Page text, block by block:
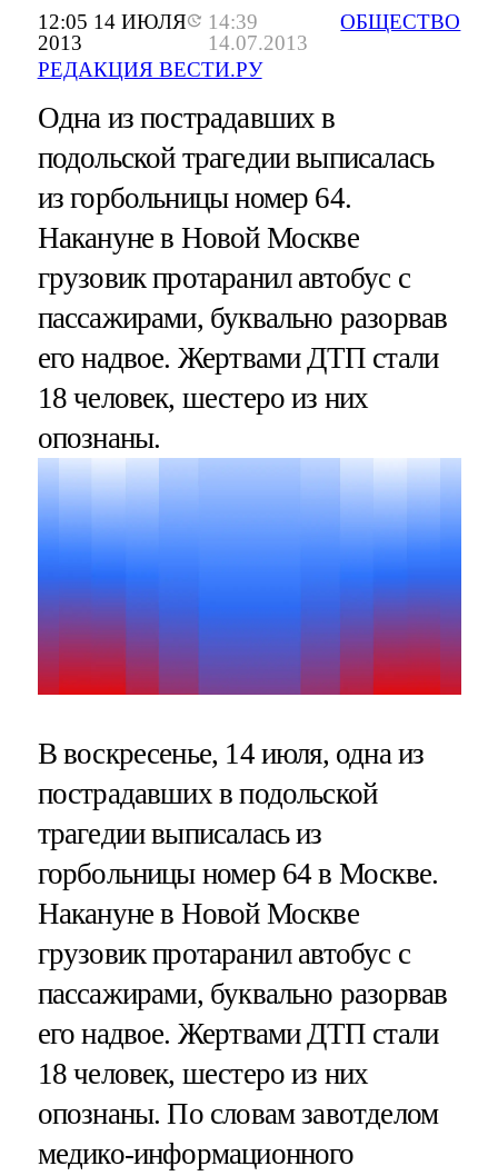
12:05 14 ИЮЛЯ
2013
14:39
14.07.2013
РЕДАКЦИЯ ВЕСТИ.РУ
ОБЩЕСТВО
Одна из пострадавших в
подольской трагедии выписалась
из горбольницы номер 64.
Накануне в Новой Москве
грузовик протаранил автобус с
пассажирами, буквально разорвав
его надвое. Жертвами ДТП стали
18 человек, шестеро из них
опознаны.
В воскресенье, 14 июля, одна из
пострадавших в подольской
трагедии выписалась из
горбольницы номер 64 в Москве.
Накануне в Новой Москве
грузовик протаранил автобус с
пассажирами, буквально разорвав
его надвое. Жертвами ДТП стали
18 человек, шестеро из них
опознаны. По словам завотделом
медико-информационного